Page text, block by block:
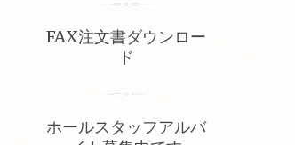
FAX注文書ダウンロー
ド
ホールスタッフアルバ